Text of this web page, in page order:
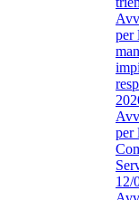
per
per
12/